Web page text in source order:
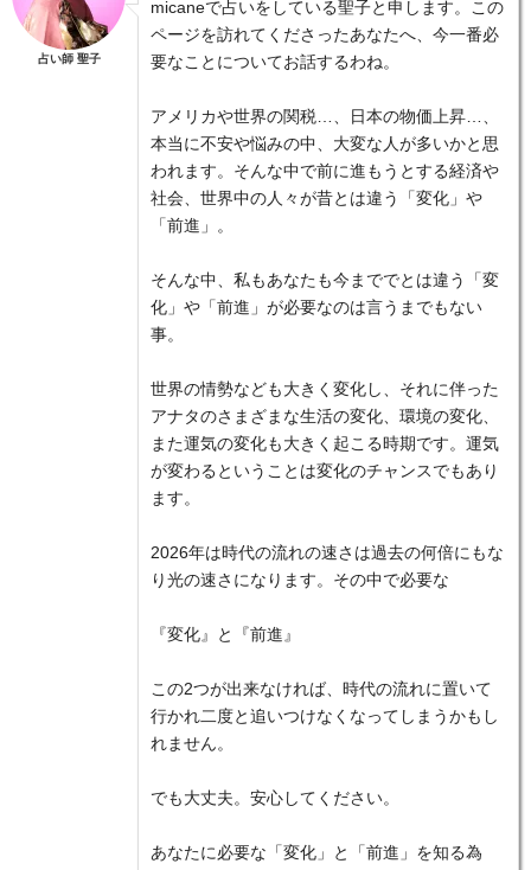
占い師 聖子
micaneで占いをしている聖子と申します。この
ページを訪れてくださったあなたへ、今一番必
要なことについてお話するわね。
アメリカや世界の関税…、日本の物価上昇…、
本当に不安や悩みの中、大変な人が多いかと思
われます。そんな中で前に進もうとする経済や
社会、世界中の人々が昔とは違う「変化」や
「前進」。
そんな中、私もあなたも今まででとは違う「変
化」や「前進」が必要なのは言うまでもない
事。
世界の情勢なども大きく変化し、それに伴った
アナタのさまざまな生活の変化、環境の変化、
また運気の変化も大きく起こる時期です。運気
が変わるということは変化のチャンスでもあり
ます。
2026年は時代の流れの速さは過去の何倍にもな
り光の速さになります。その中で必要な
『変化』と『前進』
この2つが出来なければ、時代の流れに置いて
行かれ二度と追いつけなくなってしまうかもし
れません。
でも大丈夫。安心してください。
あなたに必要な「変化」と「前進」を知る為